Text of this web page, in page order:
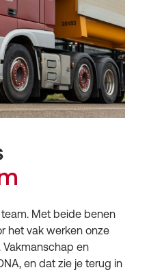
Met beide benen
het vak werken onze
Vakmanschap en
en dat zie je terug in